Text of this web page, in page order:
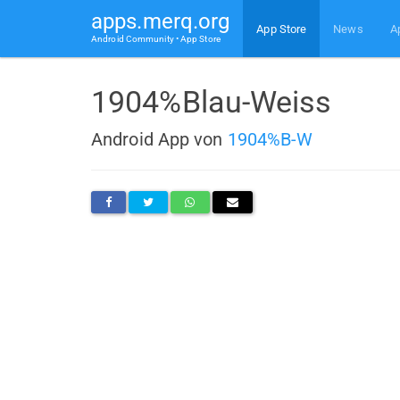
apps.merq.org
Android Community • App Store
App Store News
1904%Blau-Weiss
Android App von 1904%B-W